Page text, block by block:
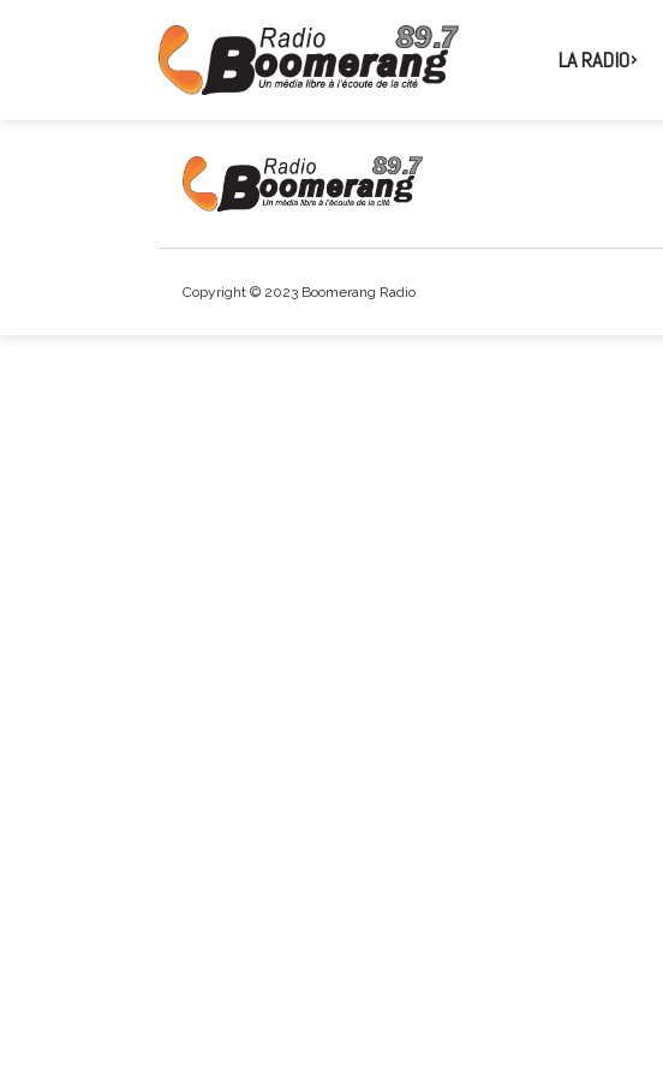
LA RADIO
Copyright © 2023 Boomerang Radio